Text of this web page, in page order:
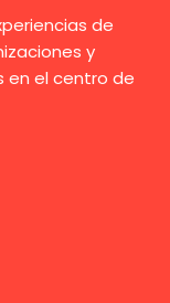
de
y
en el centro de